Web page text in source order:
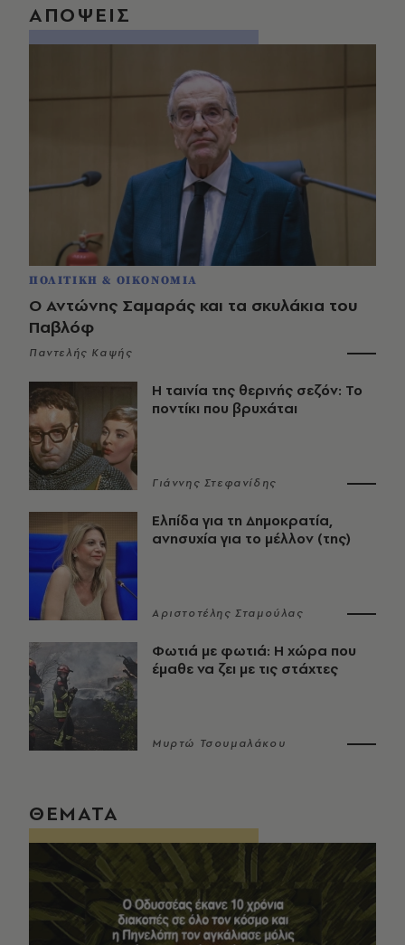
ΑΠΟΨΕΙΣ
ΠΟΛΙΤΙΚΗ & ΟΙΚΟΝΟΜΙΑ
Ο Αντώνης Σαμαράς και τα σκυλάκια του
Παβλόφ
Παντελής Καψής
Η ταινία της θερινής σεζόν: Το
ποντίκι που βρυχάται
Γιάννης Στεφανίδης
Ελπίδα για τη Δημοκρατία,
ανησυχία για το μέλλον (της)
Αριστοτέλης Σταμούλας
Φωτιά με φωτιά: Η χώρα που
έμαθε να ζει με τις στάχτες
Μυρτώ Τσουμαλάκου
ΘΕΜΑΤΑ